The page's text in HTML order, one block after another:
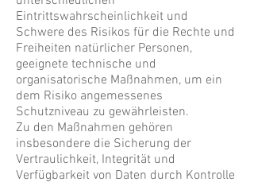
Eintrittswahrscheinlichkeit und
Schwere des Risikos für die Rechte und
Freiheiten natürlicher Personen,
geeignete technische und
organisatorische Maßnahmen, um ein
dem Risiko angemessenes
Schutzniveau zu gewährleisten.
Zu den Maßnahmen gehören
insbesondere die Sicherung der
Vertraulichkeit, Integrität und
Verfügbarkeit von Daten durch Kontrolle